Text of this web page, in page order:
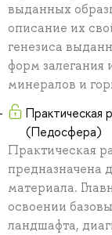
выданных
описание их
генезиса
форм залегания
минералов и
Практическая
(Педосфера)
Практическая
предназначена
материала.
освоении
ландшафта,